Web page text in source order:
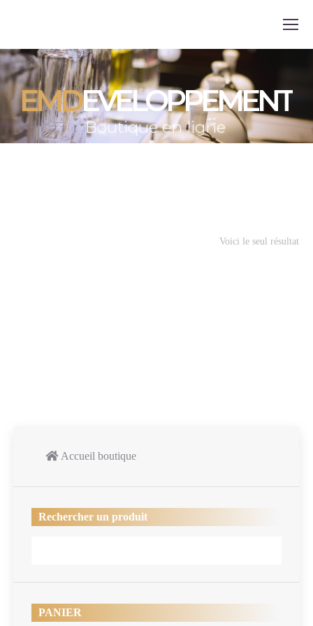
EMDEVELOPPEMENT
Boutique en ligne
Voici le seul résultat
Accueil boutique
Rechercher un produit
PANIER